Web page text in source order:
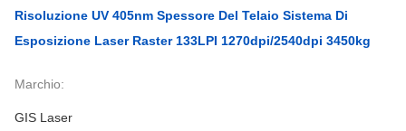
Risoluzione UV 405nm Spessore Del Telaio Sistema Di
Esposizione Laser Raster 133LPI 1270dpi/2540dpi 3450kg
Marchio:
GIS Laser